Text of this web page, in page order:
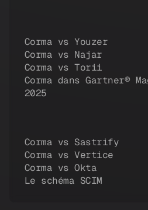
Corma vs Youzer
Corma vs Najar
Corma vs Torii
Corma dans Gartner®
2025
Corma vs Sastrify
Corma vs Vertice
Corma vs Okta
Le schéma SCIM